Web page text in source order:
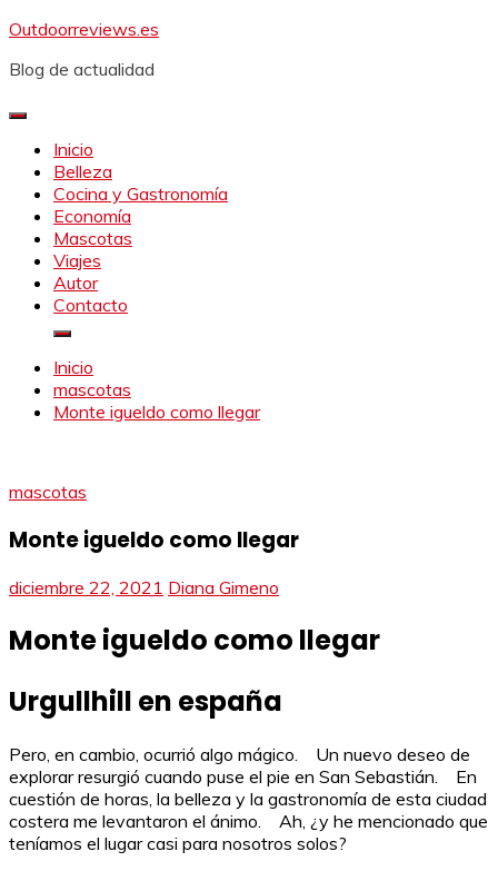
Saltar
contenido
Outdoorreviews.es
Blog de actualidad
Inicio
Belleza
Cocina y Gastronomía
Economía
Mascotas
Viajes
Autor
Contacto
Inicio
mascotas
Monte igueldo como llegar
mascotas
Monte igueldo como llegar
diciembre 22, 2021 Diana Gimeno
Monte igueldo como llegar
Urgullhill en españa
Pero, en cambio, ocurrió algo mágico. Un nuevo deseo de
explorar resurgió cuando puse el pie en San Sebastián. En
cuestión de horas, la belleza y la gastronomía de esta ciudad
costera me levantaron el ánimo. Ah, ¿y he mencionado que
teníamos el lugar casi para nosotros solos?